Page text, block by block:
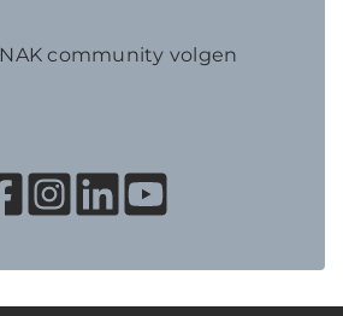
community volgen